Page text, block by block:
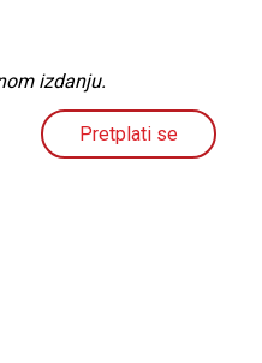
izdanju.
Pretplati se